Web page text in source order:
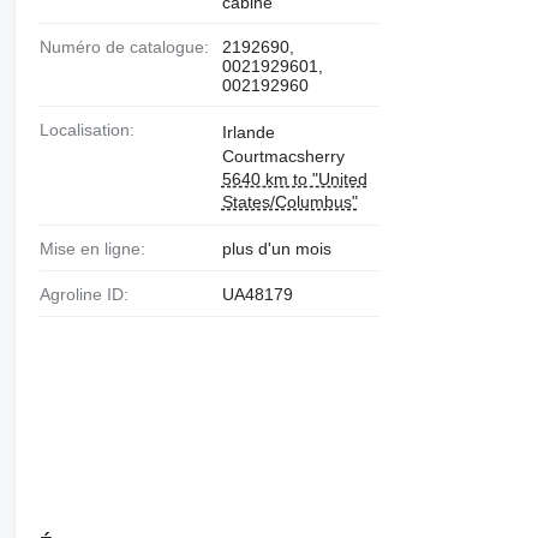
Numéro de catalogue:
2192690,
0021929601,
002192960
Localisation:
Irlande
Courtmacsherry
5640 km to "United
States/Columbus"
Mise en ligne: plus d'un mois
Agroline ID: UA48179